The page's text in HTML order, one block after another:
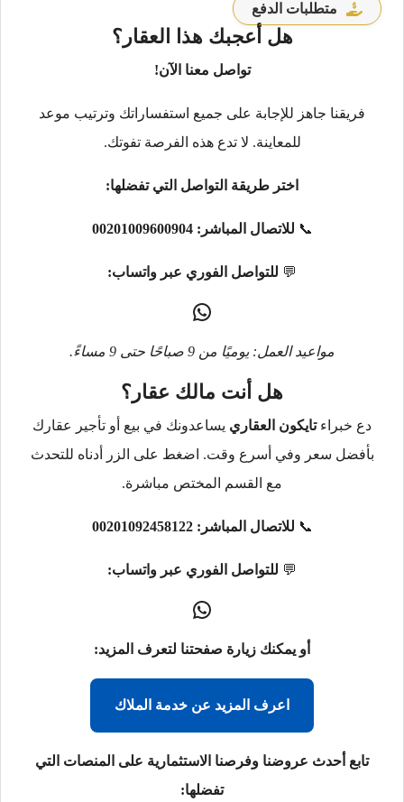
متطلبات الدفع
هل أعجبك هذا العقار؟
تواصل معنا الآن!
فريقنا جاهز للإجابة على جميع استفساراتك وترتيب موعد
للمعاينة. لا تدع هذه الفرصة تفوتك.
اختر طريقة التواصل التي تفضلها:
📞 للاتصال المباشر: 00201009600904
💬 للتواصل الفوري عبر واتساب:
مواعيد العمل: يوميًا من 9 صباحًا حتى 9 مساءً.
هل أنت مالك عقار؟
دع خبراءتايكون العقاري يساعدونك في بيع أو تأجير عقارك
بأفضل سعر وفي أسرع وقت. اضغط على الزر أدناه للتحدث
مع القسم المختص مباشرة.
📞 للاتصال المباشر: 00201092458122
💬 للتواصل الفوري عبر واتساب:
أو يمكنك زيارة صفحتنا لتعرف المزيد:
اعرف المزيد عن خدمة الملاك
تابع أحدث عروضنا وفرصنا الاستثمارية على المنصات التي
تفضلها: